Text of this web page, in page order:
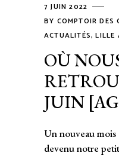
7 JUIN 2022
BY COMPTOIR DES
ACTUALITÉS,LILLE
OÙ
JUIN
Un nouveau
devenu notre